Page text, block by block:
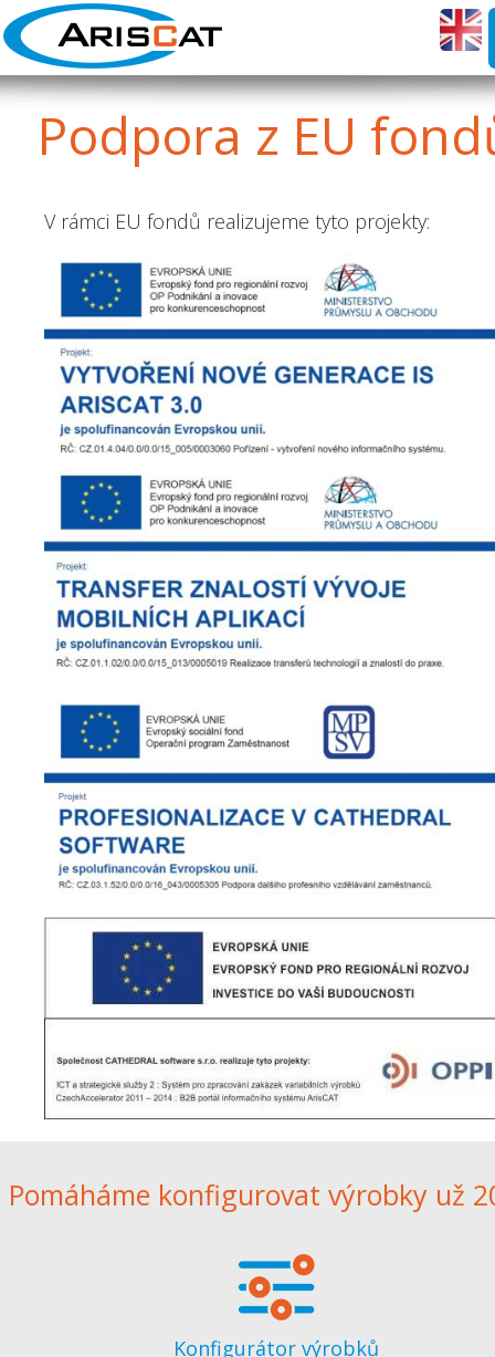
Podpora z EU
V rámci EU fondů realizujeme tyto projekty:
Pomáháme konfigurovat výrobky už
Konfigurátor výrobků